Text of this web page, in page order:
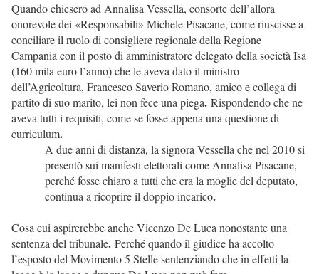
Quando chiesero ad Annalisa Vessella, consorte dell’allora
onorevole dei «Responsabili» Michele Pisacane, come riuscisse a
conciliare il ruolo di consigliere regionale della Regione
Campania con il posto di amministratore delegato della società Isa
(160 mila euro l’anno) che le aveva dato il ministro
dell’Agricoltura, Francesco Saverio Romano, amico e collega di
partito di suo marito, lei non fece una piega. Rispondendo che ne
aveva tutti i requisiti, come se fosse appena una questione di
curriculum.
A due anni di distanza, la signora Vessella che nel 2010 si
presentò sui manifesti elettorali come Annalisa Pisacane,
perché fosse chiaro a tutti che era la moglie del deputato,
continua a ricoprire il doppio incarico.
Cosa cui aspirerebbe anche Vicenzo De Luca nonostante una
sentenza del tribunale. Perché quando il giudice ha accolto
l’esposto del Movimento 5 Stelle sentenziando che in effetti la